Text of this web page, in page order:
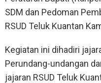
SDM dan Pedoman
RSUD Teluk Kuantan
Kegiatan ini dihadiri
Perundang-undangan
jajaran RSUD Teluk